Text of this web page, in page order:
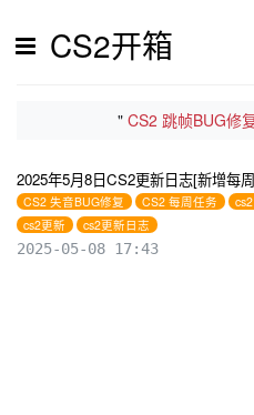
CS2开箱
"CS2 跳帧BUG修
2025年5月8日CS2更新日志[新增每
CS2 失音BUG修复
CS2 每周任务
cs2更新
cs2更新日志
2025-05-08 17:43